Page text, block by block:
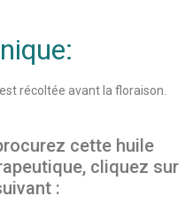
récoltée avant la floraison.
cette huile
cliquez sur
: